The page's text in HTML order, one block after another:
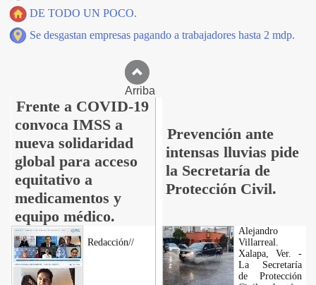
DE TODO UN POCO.
Se desgastan empresas pagando a trabajadores hasta 2 mdp.
Arriba
Frente a COVID-19
convoca IMSS a
nueva solidaridad
global para acceso
equitativo a
medicamentos y
equipo médico.
Prevención ante
intensas lluvias pide
la Secretaría de
Protección Civil.
Redacción//
Alejandro
Villarreal.
Xalapa, Ver. -
La Secretaría
de Protección